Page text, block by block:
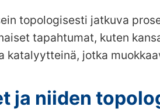
topologisesti jatkuva
tapahtumat, kuten
jotka
ja niiden